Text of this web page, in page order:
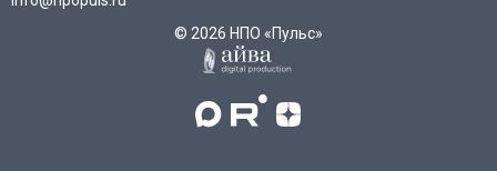
© 2026 НПО «Пульс»